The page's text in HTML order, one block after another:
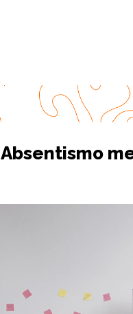
Absentismo